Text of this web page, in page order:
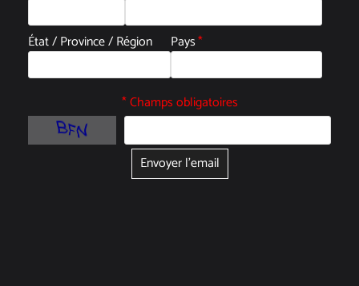
État / Province / Région Pays*
* Champs obligatoires
Envoyer l'email